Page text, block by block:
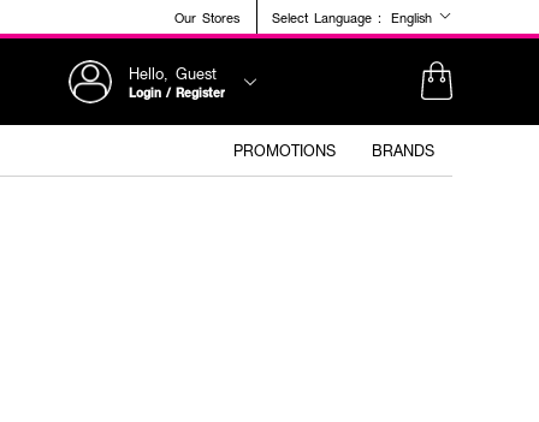
Our Stores Select Language : English
Hello, Guest
Login / Register
PROMOTIONS BRANDS